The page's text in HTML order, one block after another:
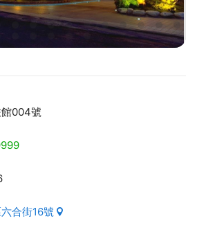
004號
合街16號